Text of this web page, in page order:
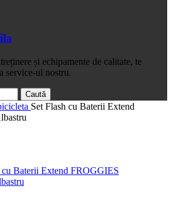
și echipamente de calitate, te
service-ul nostru.
Caută
Set Flash cu Baterii Extend